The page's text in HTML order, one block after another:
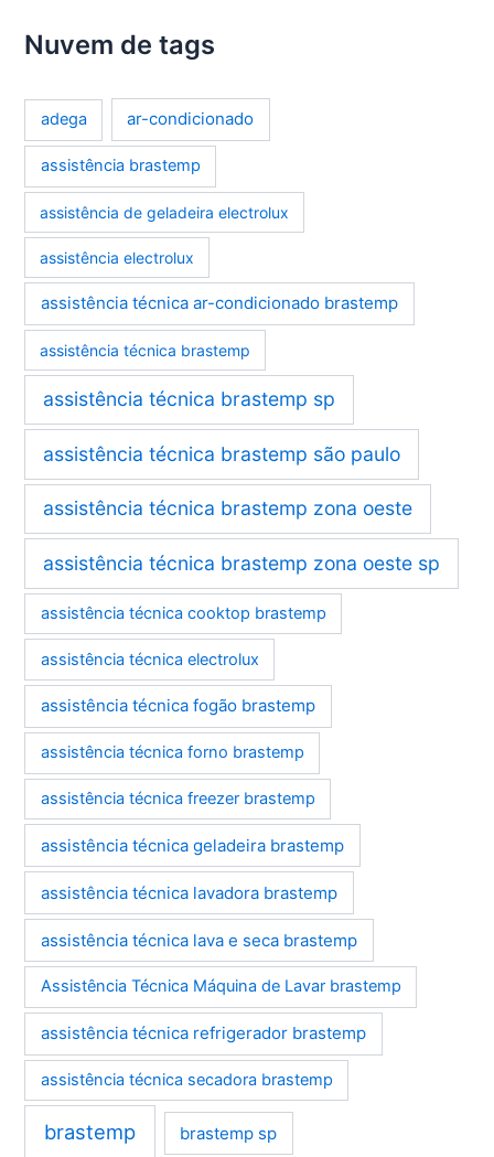
Nuvem de tags
adega ar-condicionado
assistência brastemp
assistência de geladeira electrolux
assistência electrolux
assistência técnica ar-condicionado brastemp
assistência técnica brastemp
assistência técnica brastemp sp
assistência técnica brastemp são paulo
assistência técnica brastemp zona oeste
assistência técnica brastemp zona oeste sp
assistência técnica cooktop brastemp
assistência técnica electrolux
assistência técnica fogão brastemp
assistência técnica forno brastemp
assistência técnica freezer brastemp
assistência técnica geladeira brastemp
assistência técnica lavadora brastemp
assistência técnica lava e seca brastemp
Assistência Técnica Máquina de Lavar brastemp
assistência técnica refrigerador brastemp
assistência técnica secadora brastemp
brastemp brastemp sp